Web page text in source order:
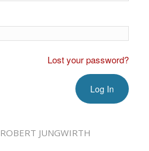
Lost your password?
ROBERT JUNGWIRTH